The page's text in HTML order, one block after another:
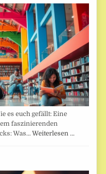
es euch gefällt: Eine
faszinierenden
Was…Weiterlesen …